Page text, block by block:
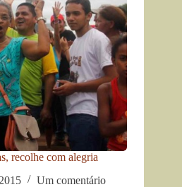
recolhe com alegria
Um comentário